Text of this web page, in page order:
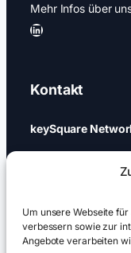
Um unsere Webseite
verbessern sowie zur
Angebote verarbeiten
Mehr Infos über
LinkedIn
Kontakt
keySquare
+49 (0)30 437 344